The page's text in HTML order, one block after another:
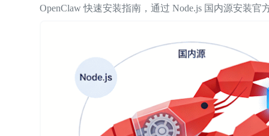
OpenClaw 快速安装指南，通过 Node.js 国内源安装官